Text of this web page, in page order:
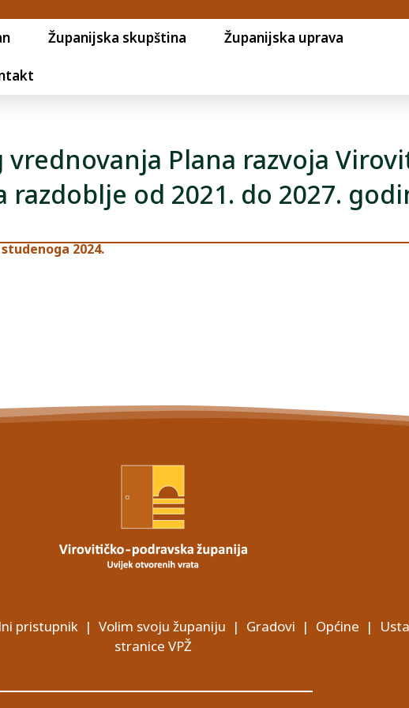
Županijska skupština Županijska uprava
Plana razvoja
razdoblje od 2021. do 2027.
2024.
pristupnik| Volim svoju županiju | Gradovi | Općine |
stranice VPŽ